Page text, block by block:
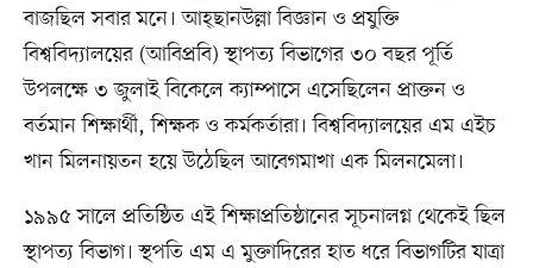
বাজছিল সবার মনে। আহ্‌ছানউল্লা বিজ্ঞান ও প্রযুক্তি
বিশ্ববিদ্যালয়ের (আবিপ্রবি) স্থাপত্য বিভাগের ৩০ বছর পূর্তি
উপলক্ষে ৩ জুলাই বিকেলে ক্যাম্পাসে এসেছিলেন প্রাক্তন ও
বর্তমান শিক্ষার্থী, শিক্ষক ও কর্মকর্তারা। বিশ্ববিদ্যালয়ের এম এইচ
খান মিলনায়তন হয়ে উঠেছিল আবেগমাখা এক মিলনমেলা।
১৯৯৫ সালে প্রতিষ্ঠিত এই শিক্ষাপ্রতিষ্ঠানের সূচনালগ্ন থেকেই ছিল
স্থাপত্য বিভাগ। স্থপতি এম এ মুক্তাদিরের হাত ধরে বিভাগটির যাত্রা